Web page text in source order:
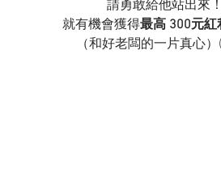
請勇敢給他站出來！
就有機會獲得最高 300元紅
（和好老闆的一片真心